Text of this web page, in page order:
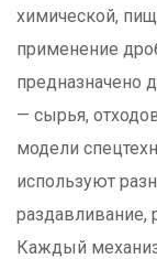
химической,
применение
предназначено
— сырья,
модели
используют
раздавливание,
Каждый